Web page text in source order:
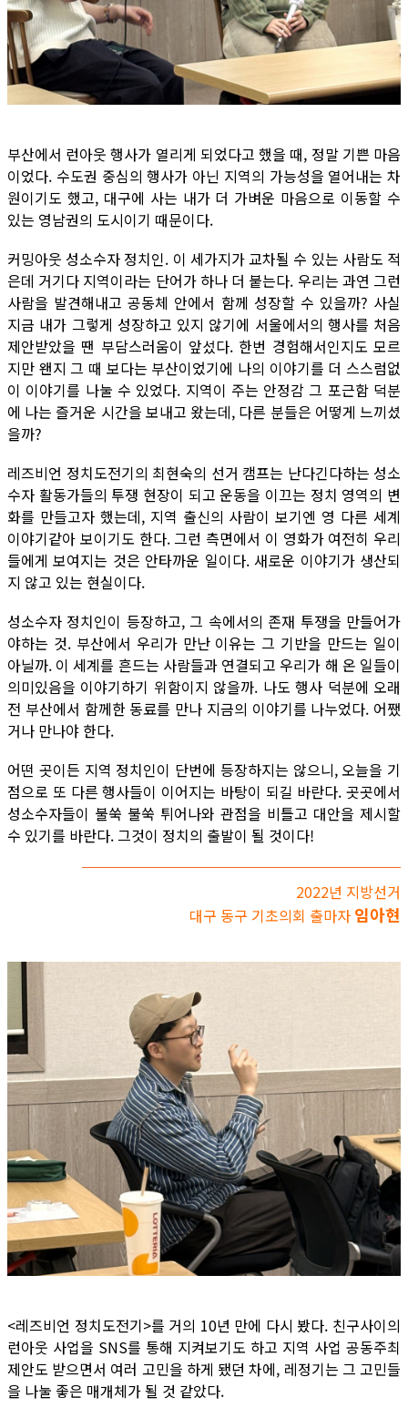
부산에서 런아웃 행사가 열리게 되었다고 했을 때, 정말 기쁜 마음
이었다. 수도권 중심의 행사가 아닌 지역의 가능성을 열어내는 차
원이기도 했고, 대구에 사는 내가 더 가벼운 마음으로 이동할 수
있는 영남권의 도시이기 때문이다.
커밍아웃 성소수자 정치인. 이 세가지가 교차될 수 있는 사람도 적
은데 거기다 지역이라는 단어가 하나 더 붙는다. 우리는 과연 그런
사람을 발견해내고 공동체 안에서 함께 성장할 수 있을까? 사실
지금 내가 그렇게 성장하고 있지 않기에 서울에서의 행사를 처음
제안받았을 땐 부담스러움이 앞섰다. 한번 경험해서인지도 모르
지만 왠지 그 때 보다는 부산이었기에 나의 이야기를 더 스스럼없
이 이야기를 나눌 수 있었다. 지역이 주는 안정감 그 포근함 덕분
에 나는 즐거운 시간을 보내고 왔는데, 다른 분들은 어떻게 느끼셨
을까?
레즈비언 정치도전기의 최현숙의 선거 캠프는 난다긴다하는 성소
수자 활동가들의 투쟁 현장이 되고 운동을 이끄는 정치 영역의 변
화를 만들고자 했는데, 지역 출신의 사람이 보기엔 영 다른 세계
이야기같아 보이기도 한다. 그런 측면에서 이 영화가 여전히 우리
들에게 보여지는 것은 안타까운 일이다. 새로운 이야기가 생산되
지 않고 있는 현실이다.
성소수자 정치인이 등장하고, 그 속에서의 존재 투쟁을 만들어가
야하는 것. 부산에서 우리가 만난 이유는 그 기반을 만드는 일이
아닐까. 이 세계를 흔드는 사람들과 연결되고 우리가 해 온 일들이
의미있음을 이야기하기 위함이지 않을까. 나도 행사 덕분에 오래
전 부산에서 함께한 동료를 만나 지금의 이야기를 나누었다. 어쨌
거나 만나야 한다.
어떤 곳이든 지역 정치인이 단번에 등장하지는 않으니, 오늘을 기
점으로 또 다른 행사들이 이어지는 바탕이 되길 바란다. 곳곳에서
성소수자들이 불쑥 불쑥 튀어나와 관점을 비틀고 대안을 제시할
수 있기를 바란다. 그것이 정치의 출발이 될 것이다!
2022년 지방선거
대구 동구 기초의회 출마자 임아현
<레즈비언 정치도전기>를 거의 10년 만에 다시 봤다. 친구사이의
런아웃 사업을 SNS를 통해 지켜보기도 하고 지역 사업 공동주최
제안도 받으면서 여러 고민을 하게 됐던 차에, 레정기는 그 고민들
을 나눌 좋은 매개체가 될 것 같았다.